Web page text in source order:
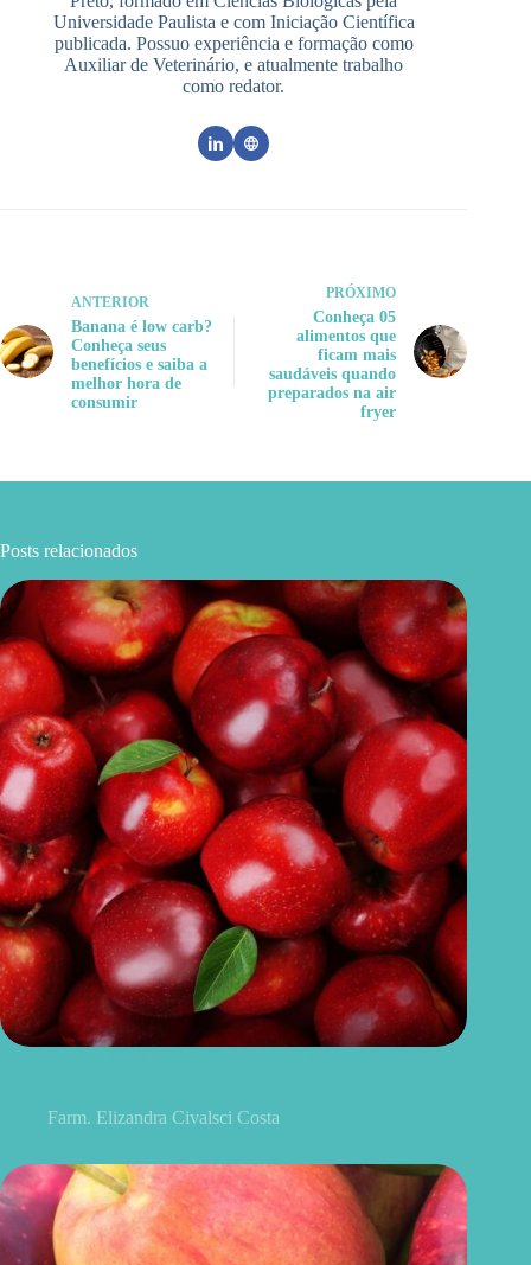
Universidade Paulista e com Iniciação Científica
publicada. Possuo experiência e formação como
Auxiliar de Veterinário, e atualmente trabalho
como redator.
ANTERIOR
Banana é low carb?
Conheça seus
benefícios e saiba a
melhor hora de
consumir
PRÓXIMO
Conheça 05
alimentos que
ficam mais
saudáveis quando
preparados na air
fryer
Posts relacionados
Farm. Elizandra Civalsci Costa